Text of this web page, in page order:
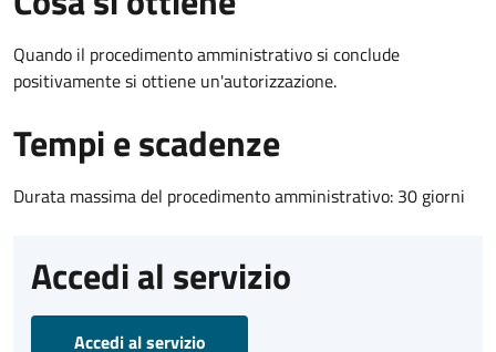
Quando il procedimento amministrativo si conclude
positivamente si ottiene un'autorizzazione.
Tempi e scadenze
Durata massima del procedimento amministrativo: 30 giorni
Accedi al servizio
Accedi al servizio